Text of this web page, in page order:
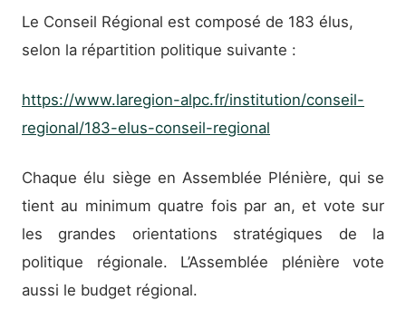
Le Conseil Régional est composé de 183 élus,
selon la répartition politique suivante :
https://www.laregion-alpc.fr/institution/conseil-
regional/183-elus-conseil-regional
Chaque élu siège en Assemblée Plénière, qui se
tient au minimum quatre fois par an, et vote sur
les grandes orientations stratégiques de la
politique régionale. L’Assemblée plénière vote
aussi le budget régional.